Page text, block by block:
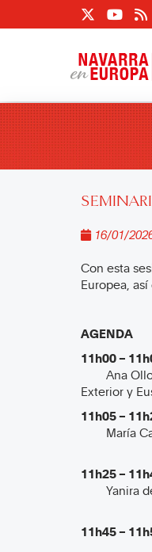
16/01/
Con esta
Europea,
AGENDA
11h00 –
Ana Ollo
Exterior y
11h05 –
María
11h25 –
Yanira del
11h45 –